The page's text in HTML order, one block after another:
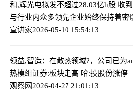
和,辉光电拟发不超过28.03亿h股 收
与行业内众多领先企业始终保持着密
宣讲家2026-05-10 15:54:13
领益,智造：在散热领域?，公司已为
热模组证券:板块走高 哈:投股份涨停
观察网2026-04-27 21:01:13